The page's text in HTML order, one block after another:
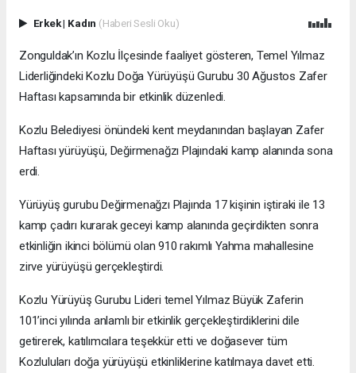
Erkek| Kadın (Haberi Sesli Oku)
Zonguldak’ın Kozlu İlçesinde faaliyet gösteren, Temel Yılmaz
Liderliğindeki Kozlu Doğa Yürüyüşü Gurubu 30 Ağustos Zafer
Haftası kapsamında bir etkinlik düzenledi.
Kozlu Belediyesi önündeki kent meydanından başlayan Zafer
Haftası yürüyüşü, Değirmenağzı Plajındaki kamp alanında sona
erdi.
Yürüyüş gurubu Değirmenağzı Plajında 17 kişinin iştiraki ile 13
kamp çadırı kurarak geceyi kamp alanında geçirdikten sonra
etkinliğin ikinci bölümü olan 910 rakımlı Yahma mahallesine
zirve yürüyüşü gerçekleştirdi.
Kozlu Yürüyüş Gurubu Lideri temel Yılmaz Büyük Zaferin
101’inci yılında anlamlı bir etkinlik gerçekleştirdiklerini dile
getirerek, katılımcılara teşekkür etti ve doğasever tüm
Kozluluları doğa yürüyüşü etkinliklerine katılmaya davet etti.